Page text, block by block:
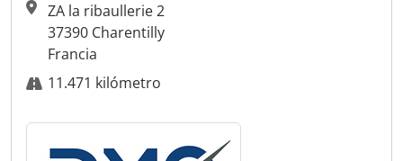
ZA la ribaullerie 2
37390 Charentilly
Francia
11.471 kilómetro